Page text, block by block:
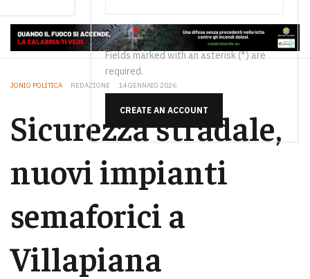
Fields marked with an asterisk (*) are
required.
CREATE AN ACCOUNT
JONIO POLITICA REDAZIONE 14 GENNAIO 2026
Sicurezza stradale,
nuovi impianti
semaforici a
Villapiana